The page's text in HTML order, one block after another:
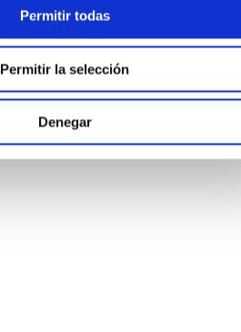
Permitir todas
Permitir la selección
Denegar